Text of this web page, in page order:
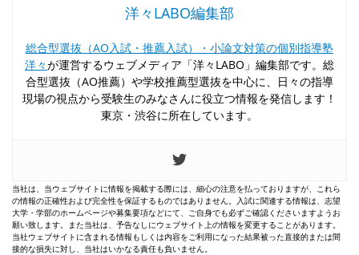
洋々LABO編集部
総合型選抜（AO入試・推薦入試）・小論文対策の個別指導塾
洋々が運営するウェブメディア「洋々LABO」編集部です。総
合型選抜（AO推薦）や学校推薦型選抜を中心に、日々の指導
現場の視点から受験生のみなさんに役立つ情報を発信します！
東京・渋谷に所在しています。
当社は、当ウェブサイトに情報を掲載する際には、細心の注意を払っておりますが、これら
の情報の正確性および完全性を保証するものではありません。入試に関連する情報は、志望
大学・学部のホームページや募集要項などにて、ご自身でも必ずご確認くださいますようお
願い致します。また当社は、予告なしにウェブサイト上の情報を変更することがあります。
当社ウェブサイトに含まれる情報もしくは内容をご利用になった結果被った直接的または間
接的な損失に対し、当社はいかなる責任も負いません。